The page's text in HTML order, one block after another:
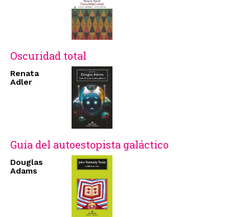
Oscuridad total
Renata
Adler
Guía del autoestopista galáctico
Douglas
Adams